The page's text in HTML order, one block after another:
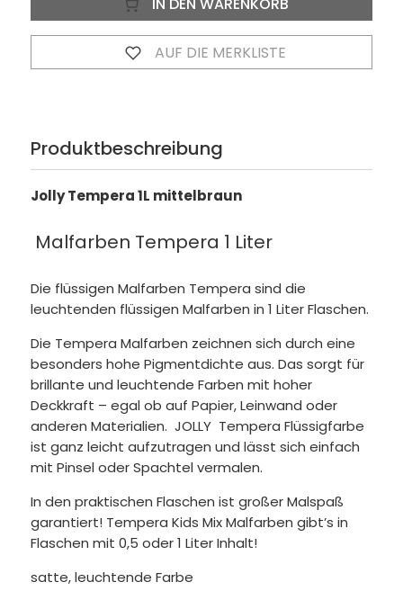
IN DEN WARENKORB
AUF DIE MERKLISTE
Produktbeschreibung
Jolly Tempera 1L mittelbraun
Malfarben Tempera 1 Liter
Die flüssigen Malfarben Tempera sind die
leuchtenden flüssigen Malfarben in 1 Liter Flaschen.
Die Tempera Malfarben zeichnen sich durch eine
besonders hohe Pigmentdichte aus. Das sorgt für
brillante und leuchtende Farben mit hoher
Deckkraft – egal ob auf Papier, Leinwand oder
anderen Materialien. JOLLYTempera Flüssigfarbe
ist ganz leicht aufzutragen und lässt sich einfach
mit Pinsel oder Spachtel vermalen.
In den praktischen Flaschen ist großer Malspaß
garantiert! Tempera Kids Mix Malfarben gibt’s in
Flaschen mit 0,5 oder 1 Liter Inhalt!
satte, leuchtende Farbe